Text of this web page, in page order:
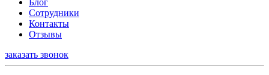
Блог
Сотрудники
Контакты
Отзывы
заказать звонок